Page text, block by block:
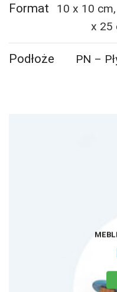
Format
10 x 10
x 25
Podłoże PN –